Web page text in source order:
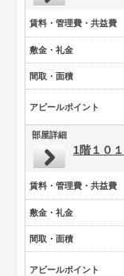
賃料・管理費・共益費
敷金・礼金
間取・面積
アピールポイント
部屋詳細
1階１０１
賃料・管理費・共益費
敷金・礼金
間取・面積
アピールポイント